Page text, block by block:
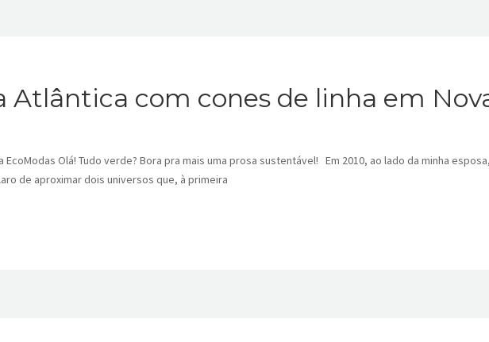
Atlântica com cones de linha em
EcoModas Olá! Tudo verde? Bora pra mais uma prosa sustentável! Em 2010, ao lado da minha
de aproximar dois universos que, à primeira